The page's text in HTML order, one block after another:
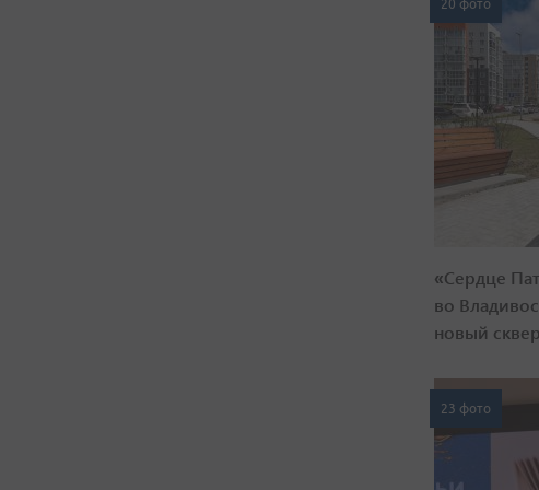
20 фото
«Сердце
во
новый сквер
23 фото